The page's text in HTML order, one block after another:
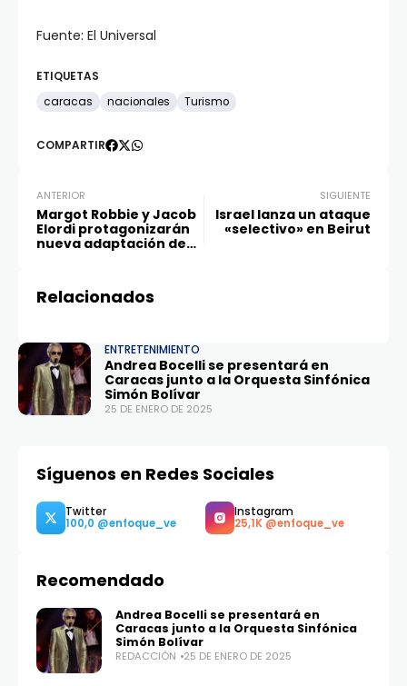
Fuente: El Universal
ETIQUETAS
caracas
nacionales Turismo
COMPARTIR
ANTERIOR
Margot Robbie y Jacob
Elordi protagonizarán
nueva adaptación de
SIGUIENTE
Israel lanza un ataque
«selectivo» en Beirut
Relacionados
ENTRETENIMIENTO
Andrea Bocelli se presentará en
Caracas junto a la Orquesta Sinfónica
Simón Bolívar
25 DE ENERO DE 2025
Síguenos en Redes Sociales
Recomendado
Andrea Bocelli se presentará en
Caracas junto a la Orquesta Sinfónica
Simón Bolívar
REDACCIÓN 25 DE ENERO DE 2025